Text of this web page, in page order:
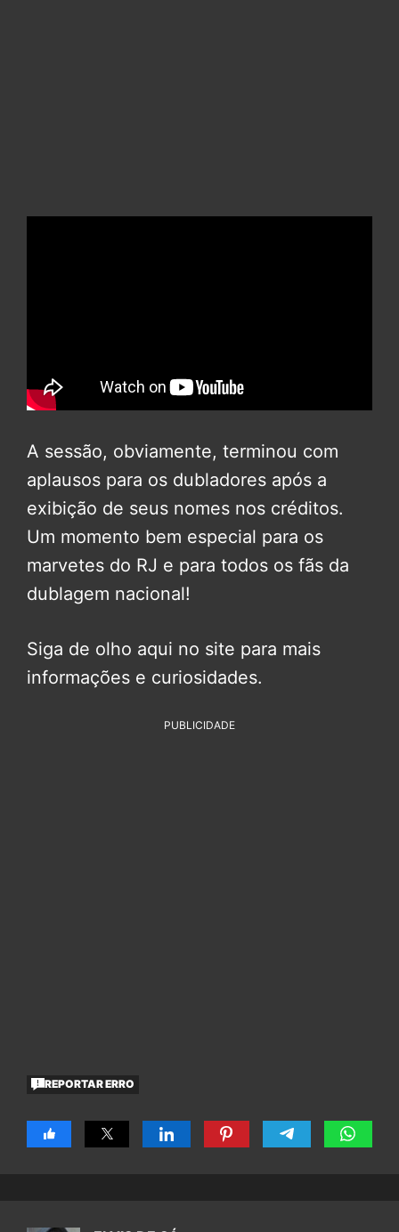
A sessão, obviamente, terminou com
aplausos para os dubladores após a
exibição de seus nomes nos créditos.
Um momento bem especial para os
marvetes do RJ e para todos os fãs da
dublagem nacional!
Siga de olho aqui no site para mais
informações e curiosidades.
PUBLICIDADE
REPORTAR ERRO